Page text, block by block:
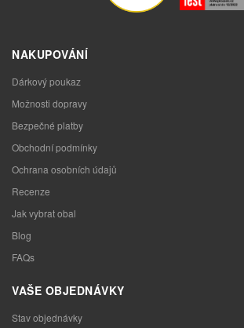
NAKUPOVÁNÍ
Dárkový poukaz
Možnosti dopravy
Bezpečné platby
Obchodní podmínky
Ochrana osobních údajů
Recenze
Jak vybrat obal
Blog
FAQs
VAŠE OBJEDNÁVKY
Stav objednávky